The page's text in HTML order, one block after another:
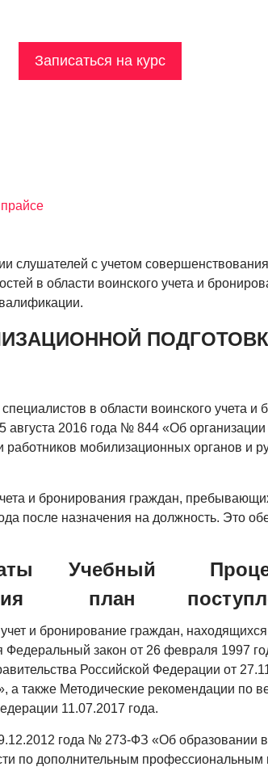
Записаться на курс
с учетом
в области воинского учета и
в области воинского
2016 года № 844 «Об
мобилизационных органов и
и бронирования граждан,
после назначения на должность. Это
и бронирование граждан,
Федеральный закон от 26 февраля 1997
Российской Федерации от
также Методические рекомендации по
11.07.2017 года.
года № 273-ФЗ «Об образовании
по дополнительным
Учебный
план